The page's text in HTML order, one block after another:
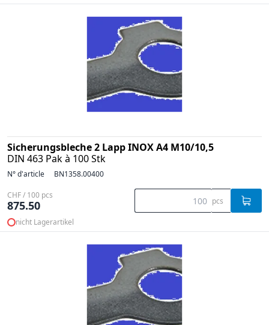
Sicherungsbleche 2 Lapp INOX A4 M10/10,5
DIN 463 Pak à 100 Stk
N° d'article BN1358.00400
CHF / 100 pcs
875.50 pcs
nicht Lagerartikel